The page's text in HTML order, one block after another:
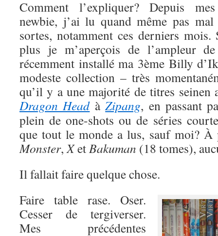
Comment l’expliquer? Depuis
newbie, j’ai lu quand même pas
sortes, notamment ces derniers
plus je m’aperçois de l’ampleur
récemment installé ma 3ème Billy
modeste collection – très
qu’il y a une majorité de titres seinen
Dragon HeadàZipang, en passant
plein de one-shots ou de séries
que tout le monde a lus, sauf moi?
Monster,XetBakuman (18 tomes),
Il fallait faire quelque chose.
Faire table rase. Oser.
Cesser de tergiverser.
Mes précédentes